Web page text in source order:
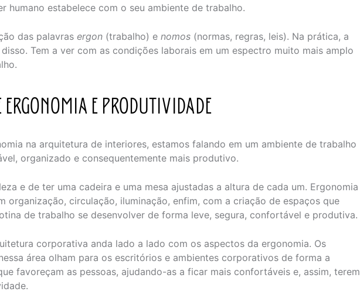
humano estabelece com o seu ambiente de trabalho.
das palavras ergon(trabalho) e nomos(normas, regras, leis). Na prática, a
Tem a ver com as condições laborais em um espectro muito mais amplo
ERGONOMIA E PRODUTIVIDADE
na arquitetura de interiores, estamos falando em um ambiente de trabalho
organizado e consequentemente mais produtivo.
e de ter uma cadeira e uma mesa ajustadas a altura de cada um. Ergonomia
organização, circulação, iluminação, enfim, com a criação de espaços que
de trabalho se desenvolver de forma leve, segura, confortável e produtiva.
corporativa anda lado a lado com os aspectos da ergonomia. Os
área olham para os escritórios e ambientes corporativos de forma a
favoreçam as pessoas, ajudando-as a ficar mais confortáveis e, assim, terem